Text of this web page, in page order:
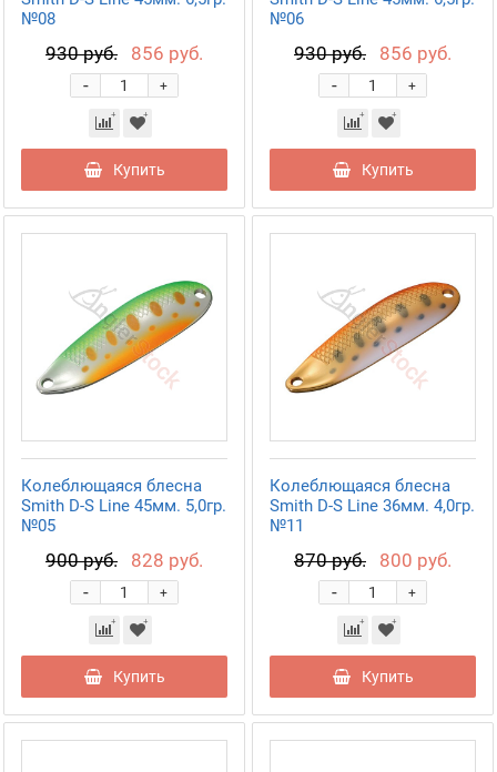
№08
930 руб. 856 руб.
+
-
Купить
№06
930 руб. 856 руб.
+
-
Купить
Колеблющаяся блесна
Smith D-S Line 45мм. 5,0гр.
№05
900 руб. 828 руб.
+
-
Купить
Колеблющаяся блесна
Smith D-S Line 36мм. 4,0гр.
№11
870 руб. 800 руб.
+
-
Купить